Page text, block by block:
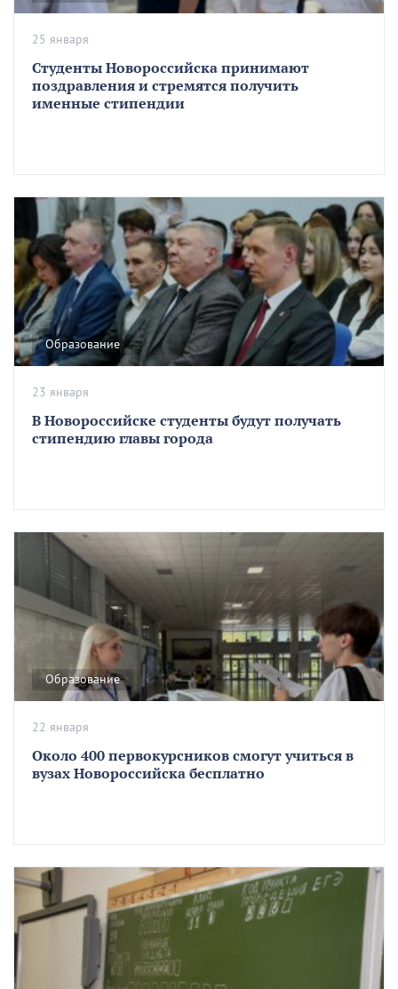
Студенты Новороссийска принимают
поздравления и стремятся получить
именные стипендии
25 января
Образование
В Новороссийске студенты будут получать
стипендию главы города
23 января
Образование
Около 400 первокурсников смогут учиться в
вузах Новороссийска бесплатно
22 января